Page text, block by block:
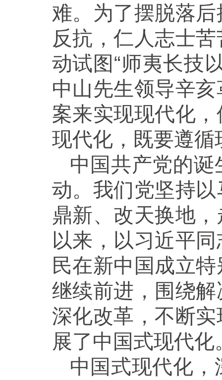
难。为了摆脱落
反抗，仁人志士
动试图“师夷长技
中山先生领导辛
案来实现现代化
现代化，既要遵
中国共产党的
动。我们党坚持
鼎新、改天换地
以来，以习近平
民在新中国成立
继续前进，围绕
深化改革，不断
展了中国式现代化
中国式现代化